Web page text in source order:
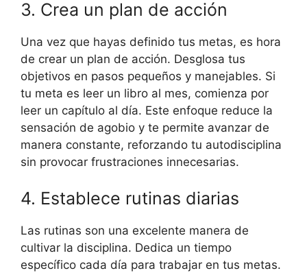
3. Crea un plan de acción
Una vez que hayas definido tus metas, es hora
de crear un plan de acción. Desglosa tus
objetivos en pasos pequeños y manejables. Si
tu meta es leer un libro al mes, comienza por
leer un capítulo al día. Este enfoque reduce la
sensación de agobio y te permite avanzar de
manera constante, reforzando tu autodisciplina
sin provocar frustraciones innecesarias.
4. Establece rutinas diarias
Las rutinas son una excelente manera de
cultivar la disciplina. Dedica un tiempo
específico cada día para trabajar en tus metas.